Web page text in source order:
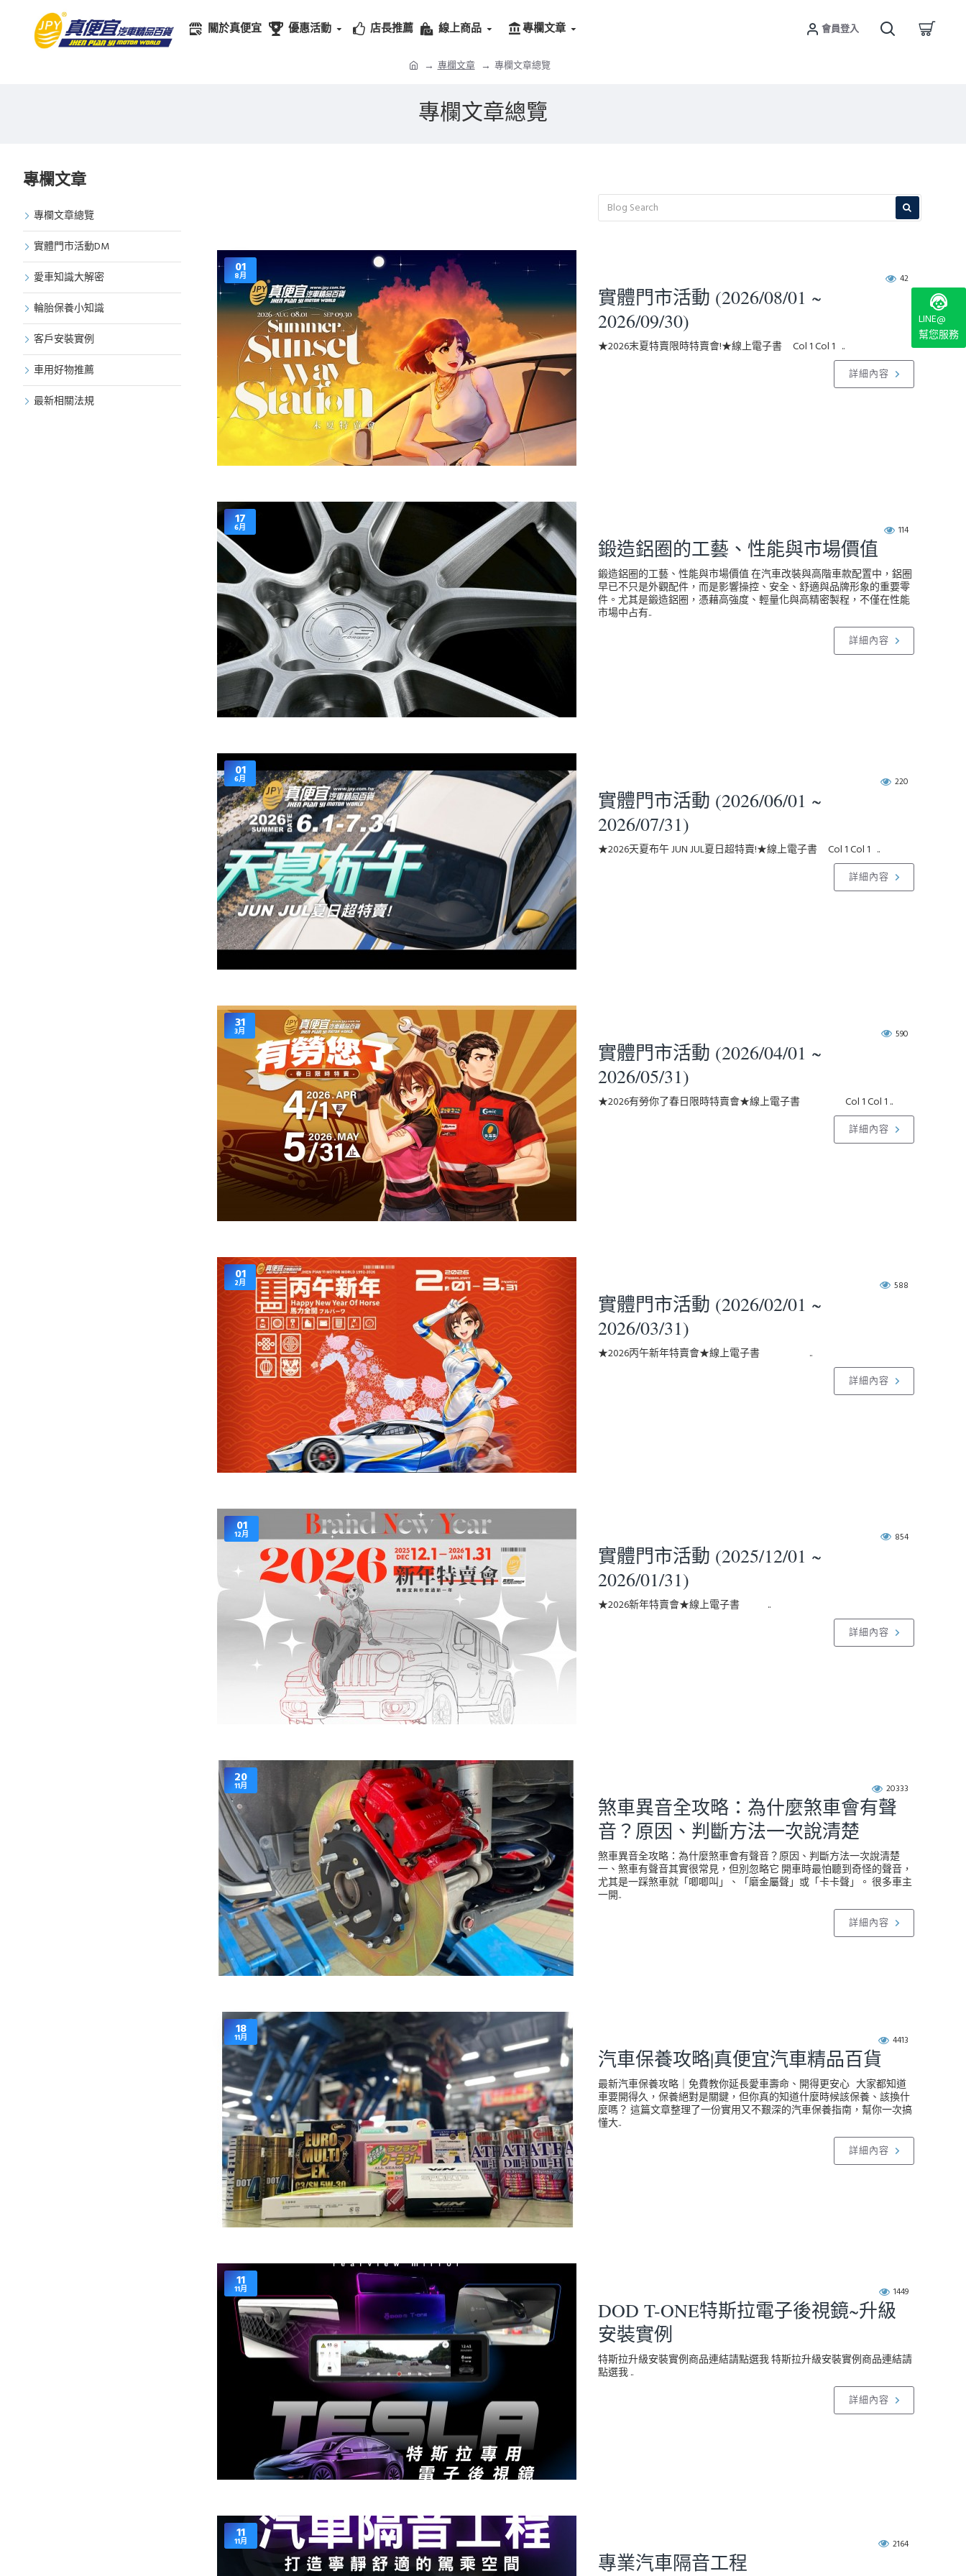
關於真便宜 優惠活動 店長推薦 線上商品 專欄文章 會員登入
專欄文章 專欄文章總覽
專欄文章總覽
專欄文章
專欄文章總覽
實體門市活動DM
愛車知識大解密
輪胎保養小知識
客戶安裝實例
車用好物推薦
最新相關法規
01
8月 42
實體門市活動 (2026/08/01 ~
2026/09/30)
★2026末夏特賣限時特賣會!★線上電子書 Col 1 Col 1 ..
詳細內容
17
6月 114
鍛造鋁圈的工藝、性能與市場價值
鍛造鋁圈的工藝、性能與市場價值 在汽車改裝與高階車款配置中，鋁圈
早已不只是外觀配件，而是影響操控、安全、舒適與品牌形象的重要零
件。尤其是鍛造鋁圈，憑藉高強度、輕量化與高精密製程，不僅在性能
市場中占有..
詳細內容
01
6月 220
實體門市活動 (2026/06/01 ~
2026/07/31)
★2026天夏布午 JUN JUL夏日超特賣!★線上電子書 Col 1 Col 1 ..
詳細內容
31
3月 590
實體門市活動 (2026/04/01 ~
2026/05/31)
★2026有勞你了春日限時特賣會★線上電子書 Col 1 Col 1 ..
詳細內容
01
2月 588
實體門市活動 (2026/02/01 ~
2026/03/31)
★2026丙午新年特賣會★線上電子書 ..
詳細內容
01
12月 854
實體門市活動 (2025/12/01 ~
2026/01/31)
★2026新年特賣會★線上電子書 ..
詳細內容
20
11月 20333
煞車異音全攻略：為什麼煞車會有聲
音？原因、判斷方法一次說清楚
煞車異音全攻略：為什麼煞車會有聲音？原因、判斷方法一次說清楚
一、煞車有聲音其實很常見，但別忽略它 開車時最怕聽到奇怪的聲音，
尤其是一踩煞車就「唧唧叫」、「磨金屬聲」或「卡卡聲」。 很多車主
一開..
詳細內容
18
11月 4413
汽車保養攻略|真便宜汽車精品百貨
最新汽車保養攻略｜免費教你延長愛車壽命、開得更安心 大家都知道
車要開得久，保養絕對是關鍵，但你真的知道什麼時候該保養、該換什
麼嗎？ 這篇文章整理了一份實用又不艱深的汽車保養指南，幫你一次搞
懂大..
詳細內容
11
11月 1449
DOD T-ONE特斯拉電子後視鏡~升級
安裝實例
特斯拉升級安裝實例商品連結請點選我 特斯拉升級安裝實例商品連結請
點選我 ..
詳細內容
11
11月 2164
專業汽車隔音工程
LINE@
幫您服務